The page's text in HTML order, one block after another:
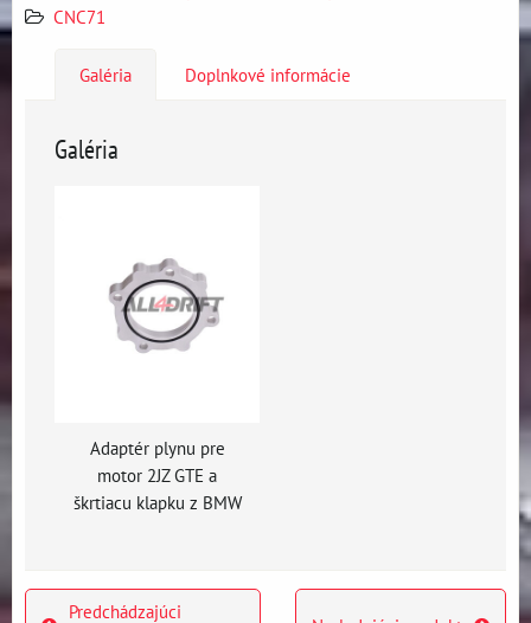
CNC71
Galéria Doplnkové informácie
Galéria
Adaptér plynu pre
motor 2JZ GTE a
škrtiacu klapku z BMW
Predchádzajúci